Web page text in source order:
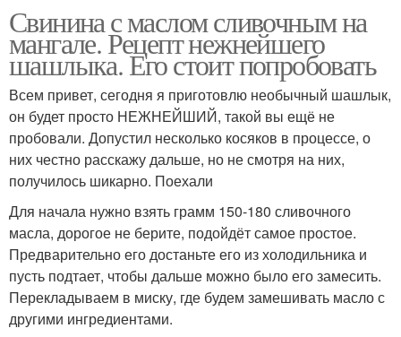
Свинина с маслом сливочным на
мангале. Рецепт нежнейшего
шашлыка. Его стоит попробовать
Всем привет, сегодня я приготовлю необычный шашлык,
он будет просто НЕЖНЕЙШИЙ, такой вы ещё не
пробовали. Допустил несколько косяков в процессе, о
них честно расскажу дальше, но не смотря на них,
получилось шикарно. Поехали
Для начала нужно взять грамм 150-180 сливочного
масла, дорогое не берите, подойдёт самое простое.
Предварительно его достаньте его из холодильника и
пусть подтает, чтобы дальше можно было его замесить.
Перекладываем в миску, где будем замешивать масло с
другими ингредиентами.